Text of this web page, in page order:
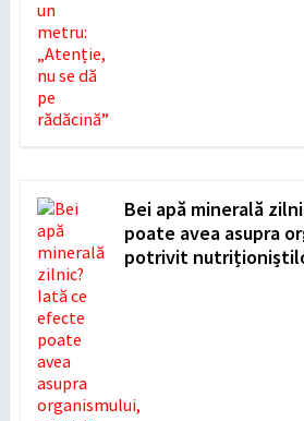
Bei apă minerală
poate avea asupra
potrivit